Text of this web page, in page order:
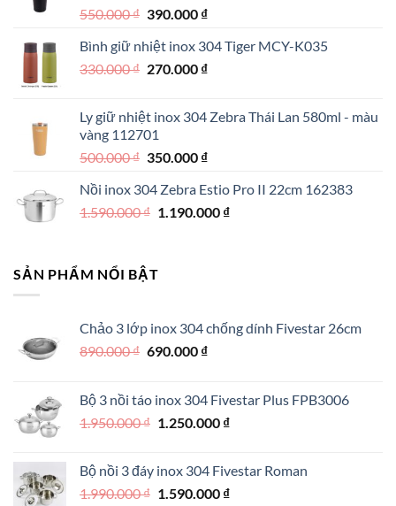
550.000₫ Giá
là:
550.000 ₫.
390.000 ₫Giá
tại
là:
Bình giữ nhiệt inox 304 Tiger MCY-K035
330.000₫ Giá
330.000 ₫.
270.000 ₫Giá
là:
Ly giữ nhiệt inox 304 Zebra Thái Lan 580ml - màu
vàng 112701
500.000₫ Giá
là:
500.000 ₫.
350.000 ₫Giá
tại
là:
Nồi inox 304 Zebra Estio Pro II 22cm 162383
1.590.000₫ Giá
1.590.000 ₫.
1.190.000 ₫Giá
SẢN PHẨM NỔI BẬT
Chảo 3 lớp inox 304 chống dính Fivestar 26cm
890.000₫ Giá
890.000 ₫.
690.000 ₫Giá
là:
690.000 ₫.
Bộ 3 nồi táo inox 304 Fivestar Plus FPB3006
1.950.000₫ Giá
1.950.000 ₫.
1.250.000 ₫Giá
là:
1.250.000 ₫.
Bộ nồi 3 đáy inox 304 Fivestar Roman
1.990.000₫ Giá
1.590.000 ₫Giá